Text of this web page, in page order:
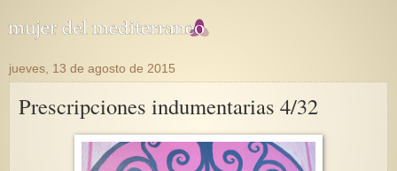
jueves, 13 de agosto de 2015
Prescripciones indumentarias 4/32